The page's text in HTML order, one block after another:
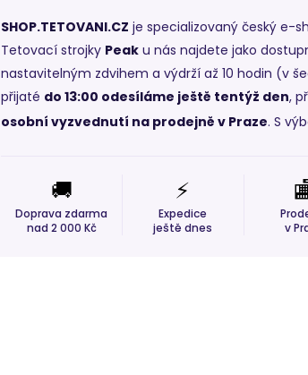
SHOP.TETOVANI.CZ je specializovaný český e-
Tetovací strojky Peak u nás najdete jako
nastavitelným zdvihem a výdrží až 10 hodin (v
přijaté do 13:00 odesíláme ještě tentýž den,
osobní vyzvednutí na prodejně v Praze. S
🚚
Doprava zdarma
nad 2 000 Kč
⚡
Expedice
ještě dnes
v